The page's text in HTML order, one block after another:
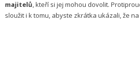
majitelů, kteří si jej mohou dovolit.
sloužit i k tomu, abyste zkrátka ukázali, že